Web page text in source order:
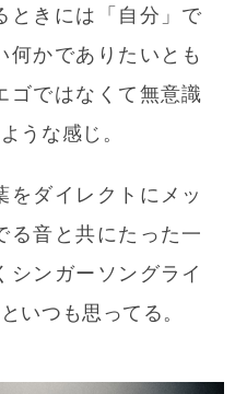
ときには「自分」で
何かでありたいとも
ゴではなくて無意識
うな感じ。
をダイレクトにメッ
る音と共にたった一
シンガーソングライ
いつも思ってる。